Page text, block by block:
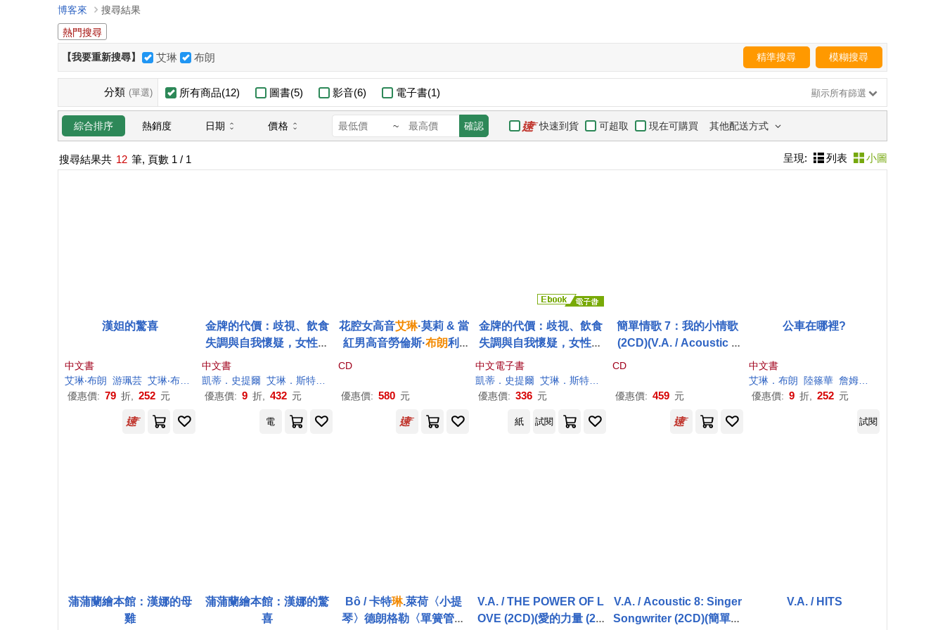
博客來
搜尋結果
熱門搜尋
【我要重新搜尋】 艾琳 布朗 精準搜尋 模糊搜尋
分類 (單選) 所有商品(12) 圖書(5) 影音(6) 電子書(1) 顯示所有篩選
綜合排序 熱銷度 日期 價格 ~ 確認 快速到貨 可超取 現在可購買 其他配送方式
搜尋結果共 12 筆, 頁數 1 / 1 呈現: 列表 小圖
漢妲的驚喜
中文書
艾琳‧布朗 游珮芸 艾琳‧布朗
（Eileen Browne）
優惠價: 79 折, 252 元
金牌的代價：歧視、飲食
失調與自我懷疑，女性運
動員的身心危機
中文書
凱蒂．史提爾 艾琳 ．斯特勞特
優惠價: 9 折, 432 元
花腔女高音艾琳·莫莉 & 當
紅男高音勞倫斯·布朗利 /
美聲藝術的經典詠嘆調與
wrence Brownlee / Gold
CD
優惠價: 580 元
金牌的代價：歧視、飲食
失調與自我懷疑，女性運
動員的身心危機 (電子書)
中文電子書
凱蒂．史提爾 艾琳 ．斯特勞特
優惠價: 336 元
簡單情歌 7：我的小情歌
(2CD)(V.A. / Acoustic 7
CD
優惠價: 459 元
公車在哪裡?
中文書
艾琳 ．布朗 陸篠華 詹姆斯．克洛福特
優惠價: 9 折, 252 元
電 紙 試閱 試閱
蒲蒲蘭繪本館：漢娜的母
雞
蒲蒲蘭繪本館：漢娜的驚
喜
Bô / 卡特琳.萊荷〈小提
琴〉德朗格勒〈單簧管〉
V.A. / THE POWER OF L
OVE (2CD)(愛的力量 (2C
V.A. / Acoustic 8: Singer
Songwriter (2CD)(簡單情
V.A. / HITS